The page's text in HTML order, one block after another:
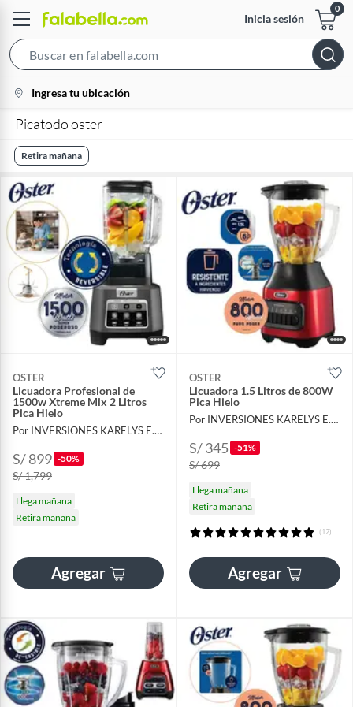
Inicia sesión
Bar
location-
icon
Ingresa tu ubicación
Picatodo oster
Retira mañana
OSTER
Licuadora Profesional de
1500w Xtreme Mix 2 Litros
Pica Hielo
Por INVERSIONES KARELYS E.I.R.L
S/ 899 -50%
S/ 1,799
Llega mañana
Retira mañana
Agregar
OSTER
Licuadora 1.5 Litros de 800W
Pica Hielo
Por INVERSIONES KARELYS E.I.R.L
S/ 345 -51%
S/ 699
Llega mañana
Retira mañana
(12)
Agregar